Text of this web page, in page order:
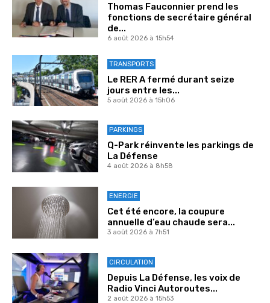
Thomas Fauconnier prend les
fonctions de secrétaire général
de...
6 août 2026 à 15h54
TRANSPORTS
Le RER A fermé durant seize
jours entre les...
5 août 2026 à 15h06
PARKINGS
Q-Park réinvente les parkings de
La Défense
4 août 2026 à 8h58
ENERGIE
Cet été encore, la coupure
annuelle d’eau chaude sera...
3 août 2026 à 7h51
CIRCULATION
Depuis La Défense, les voix de
Radio Vinci Autoroutes...
2 août 2026 à 15h53